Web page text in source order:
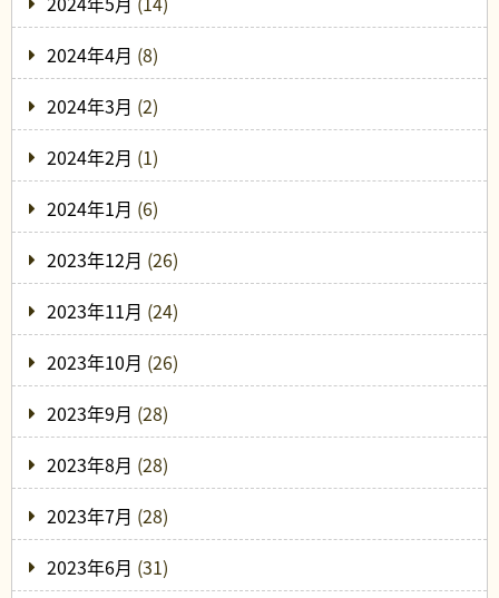
2024年4月 (8)
2024年3月 (2)
2024年2月 (1)
2024年1月 (6)
2023年12月 (26)
2023年11月 (24)
2023年10月 (26)
2023年9月 (28)
2023年8月 (28)
2023年7月 (28)
2023年6月 (31)